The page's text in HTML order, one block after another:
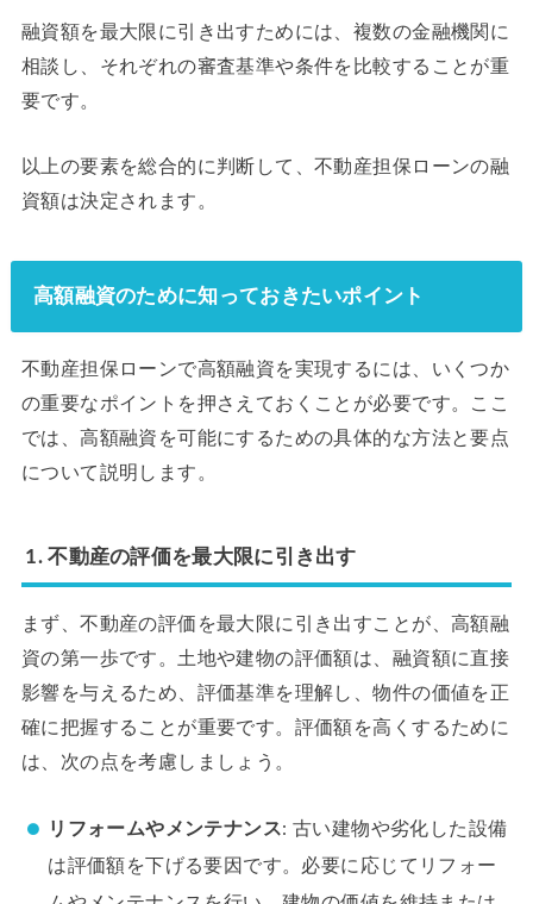
融資額を最大限に引き出すためには、複数の金融機関に
相談し、それぞれの審査基準や条件を比較することが重
要です。
以上の要素を総合的に判断して、不動産担保ローンの融
資額は決定されます。
高額融資のために知っておきたいポイント
不動産担保ローンで高額融資を実現するには、いくつか
の重要なポイントを押さえておくことが必要です。ここ
では、高額融資を可能にするための具体的な方法と要点
について説明します。
1. 不動産の評価を最大限に引き出す
まず、不動産の評価を最大限に引き出すことが、高額融
資の第一歩です。土地や建物の評価額は、融資額に直接
影響を与えるため、評価基準を理解し、物件の価値を正
確に把握することが重要です。評価額を高くするために
は、次の点を考慮しましょう。
リフォームやメンテナンス: 古い建物や劣化した設備
は評価額を下げる要因です。必要に応じてリフォー